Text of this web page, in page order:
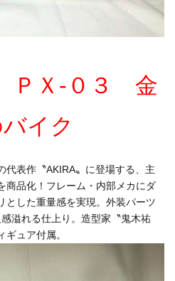
ＰＸ-０３ 金
イク
代表作〝AKIRA〟に登場する、主
商品化！フレーム・内部メカにダ
とした重量感を実現。外装パーツ
溢れる仕上り。造型家〝鬼木祐
ュア付属。